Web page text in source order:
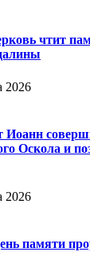
чтит
2026
Иоанн
Оскола и
2026
памяти